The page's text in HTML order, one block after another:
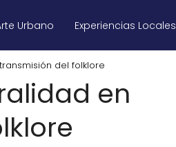
Urbano Experiencias Locales
del folklore
en